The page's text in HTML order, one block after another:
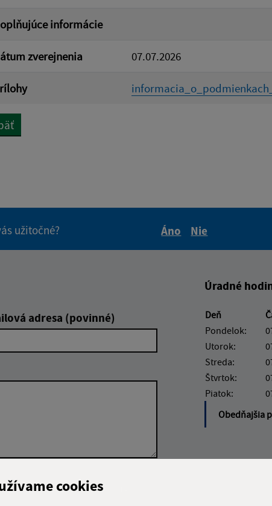
cookies
informácie
zverejnenia 07.07.2026
užitočné?
Áno
Nie
adresa (povinné)
Google reCaptcha Response
Odoslať správu
Úradné
Deň
Pondelok:
Utorok:
Streda:
Štvrtok:
Piatok:
Obedňajšia